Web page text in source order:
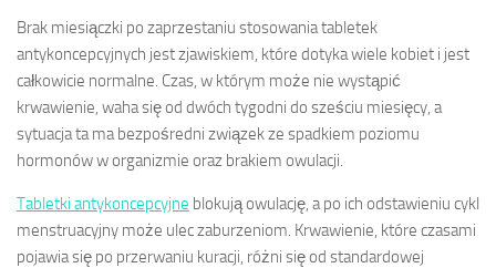
Brak miesiączki po zaprzestaniu stosowania tabletek
antykoncepcyjnych jest zjawiskiem, które dotyka wiele kobiet i jest
całkowicie normalne. Czas, w którym może nie wystąpić
krwawienie, waha się od dwóch tygodni do sześciu miesięcy, a
sytuacja ta ma bezpośredni związek ze spadkiem poziomu
hormonów w organizmie oraz brakiem owulacji.
Tabletki antykoncepcyjne blokują owulację, a po ich odstawieniu cykl
menstruacyjny może ulec zaburzeniom. Krwawienie, które czasami
pojawia się po przerwaniu kuracji, różni się od standardowej